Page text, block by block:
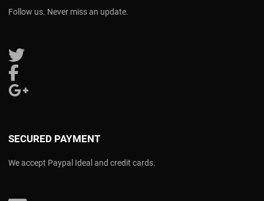
Follow us. Never miss an update.
Follow us on Twitter
SECURED PAYMENT
We accept Paypal Ideal and credit cards.